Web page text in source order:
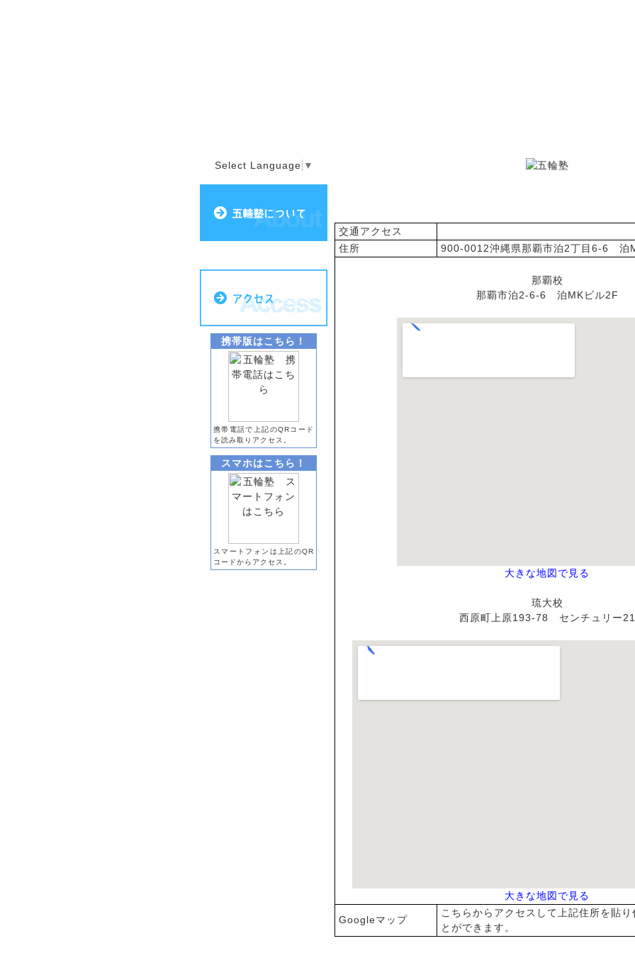
Select Language ▼
携帯版はこちら！
携帯電話で上記のQRコード
を読み取りアクセス。
スマホはこちら！
スマートフォンは上記のQR
コードからアクセス。
交通アクセス
住所
900-0012沖縄県那覇市泊2丁目6-6
那覇校
那覇市泊2-6-6 泊MKビル2F
大きな地図で見る
琉大校
西原町上原193-78 センチュリー21
大きな地図で見る
Googleマップ
こちらからアクセスして上記住所を貼
とができます。